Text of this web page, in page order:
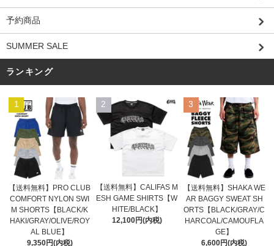
予約商品
SUMMER SALE
ランキング
1
【送料無料】PRO CLUB
COMFORT NYLON SWI
M SHORTS【BLACK/K
HAKI/GRAY/OLIVE/ROY
AL BLUE】
9,350円(内税)
2
【送料無料】CALIFAS M
ESH GAME SHIRTS【W
HITE/BLACK】
12,100円(内税)
3
【送料無料】SHAKA WE
AR BAGGY SWEAT SH
ORTS【BLACK/GRAY/C
HARCOAL/CAMOUFLA
GE】
6,600円(内税)